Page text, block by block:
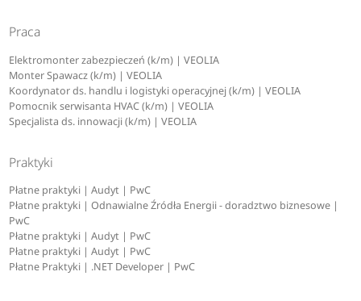
Praca
Elektromonter zabezpieczeń (k/m) | VEOLIA
Monter Spawacz (k/m) | VEOLIA
Koordynator ds. handlu i logistyki operacyjnej (k/m) | VEOLIA
Pomocnik serwisanta HVAC (k/m) | VEOLIA
Specjalista ds. innowacji (k/m) | VEOLIA
Praktyki
Płatne praktyki | Audyt | PwC
Płatne praktyki | Odnawialne Źródła Energii - doradztwo biznesowe |
PwC
Płatne praktyki | Audyt | PwC
Płatne praktyki | Audyt | PwC
Płatne Praktyki | .NET Developer | PwC